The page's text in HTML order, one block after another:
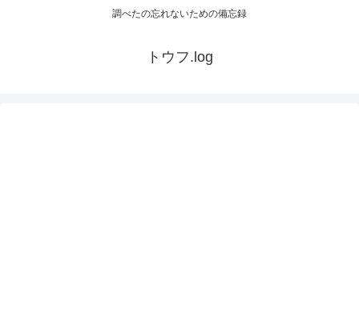
調べたの忘れないための備忘録
トウフ.log